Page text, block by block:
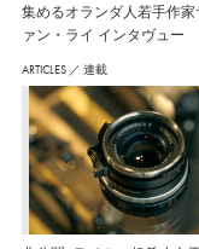
集めるオランダ人若手作家
ァン・ライ インタヴュー
ARTICLES ／ 連載